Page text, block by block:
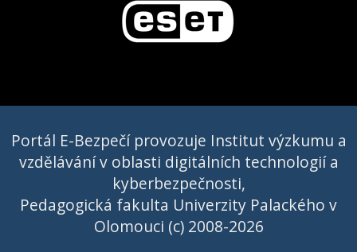
Portál E-Bezpečí provozuje Institut výzkumu a
vzdělávání v oblasti digitálních technologií a
kyberbezpečnosti,
Pedagogická fakulta Univerzity Palackého v
Olomouci (c) 2008-2026